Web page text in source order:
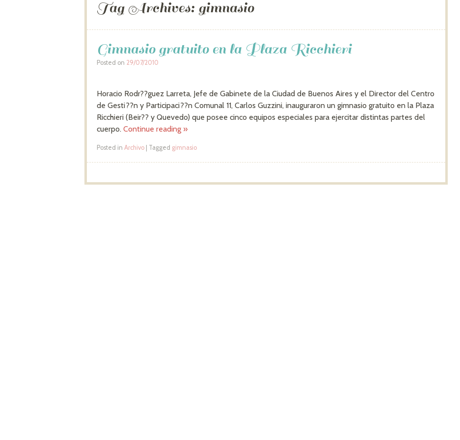
Tag Archives: gimnasio
Gimnasio gratuito en la Plaza Ricchieri
Posted on 29/07/2010
Horacio Rodr??guez Larreta, Jefe de Gabinete de la Ciudad de Buenos Aires y el Director del Centro
de Gesti??n y Participaci??n Comunal 11, Carlos Guzzini, inauguraron un gimnasio gratuito en la Plaza
Ricchieri (Beir?? y Quevedo) que posee cinco equipos especiales para ejercitar distintas partes del
cuerpo. Continue reading »
Posted in Archivo Tagged gimnasio
Post navigation